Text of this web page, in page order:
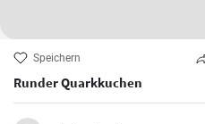
Speichern
Runder Quarkkuchen